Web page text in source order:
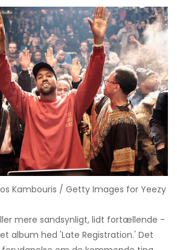
Kambouris / Getty Images for Yeezy
mere sandsynligt, lidt fortællende -
album hed 'Late Registration.' Det